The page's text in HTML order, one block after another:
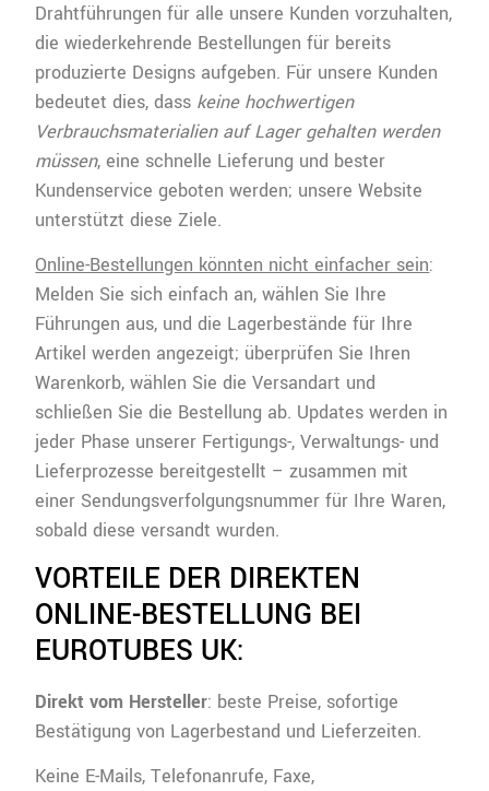
Drahtführungen für alle unsere Kunden vorzuhalten,
die wiederkehrende Bestellungen für bereits
produzierte Designs aufgeben. Für unsere Kunden
bedeutet dies, dass keine hochwertigen
Verbrauchsmaterialien auf Lager gehalten werden
müssen, eine schnelle Lieferung und bester
Kundenservice geboten werden; unsere Website
unterstützt diese Ziele.
Online-Bestellungen könnten nicht einfacher sein:
Melden Sie sich einfach an, wählen Sie Ihre
Führungen aus, und die Lagerbestände für Ihre
Artikel werden angezeigt; überprüfen Sie Ihren
Warenkorb, wählen Sie die Versandart und
schließen Sie die Bestellung ab. Updates werden in
jeder Phase unserer Fertigungs-, Verwaltungs- und
Lieferprozesse bereitgestellt – zusammen mit
einer Sendungsverfolgungsnummer für Ihre Waren,
sobald diese versandt wurden.
VORTEILE DER DIREKTEN
ONLINE-BESTELLUNG BEI
EUROTUBES UK:
Direkt vom Hersteller: beste Preise, sofortige
Bestätigung von Lagerbestand und Lieferzeiten.
Keine E-Mails, Telefonanrufe, Faxe,